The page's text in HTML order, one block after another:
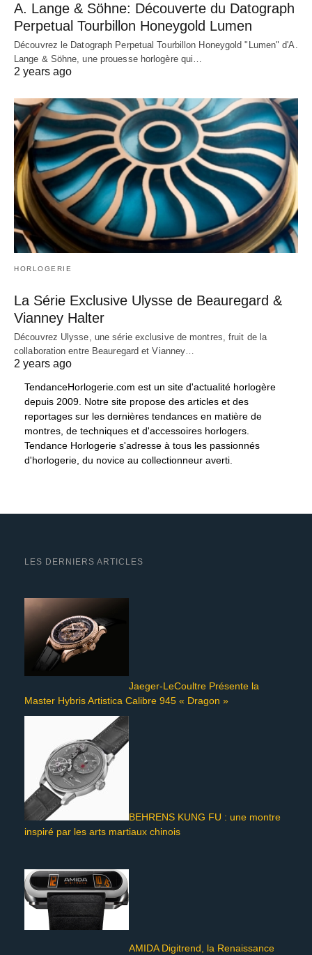
A. Lange & Söhne: Découverte du Datograph
Perpetual Tourbillon Honeygold Lumen
Découvrez le Datograph Perpetual Tourbillon Honeygold "Lumen" d'A.
Lange & Söhne, une prouesse horlogère qui…
2 years ago
HORLOGERIE
La Série Exclusive Ulysse de Beauregard &
Vianney Halter
Découvrez Ulysse, une série exclusive de montres, fruit de la
collaboration entre Beauregard et Vianney…
2 years ago
TendanceHorlogerie.com est un site d'actualité horlogère
depuis 2009. Notre site propose des articles et des
reportages sur les dernières tendances en matière de
montres, de techniques et d'accessoires horlogers.
Tendance Horlogerie s'adresse à tous les passionnés
d'horlogerie, du novice au collectionneur averti.
LES DERNIERS ARTICLES
Jaeger-LeCoultre Présente la
Master Hybris Artistica Calibre 945 « Dragon »
BEHRENS KUNG FU : une montre
inspiré par les arts martiaux chinois
AMIDA Digitrend, la Renaissance